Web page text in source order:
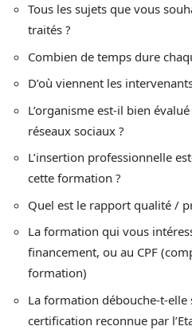
Tous les sujets que vous
traités ?
Combien de temps dure
D’où viennent les
L’organisme est-il bien
réseaux sociaux ?
L’insertion professionnelle
cette formation ?
Quel est le rapport qualité /
La formation qui vous
financement, ou au CPF
formation)
La formation débouche-t-
certification reconnue par